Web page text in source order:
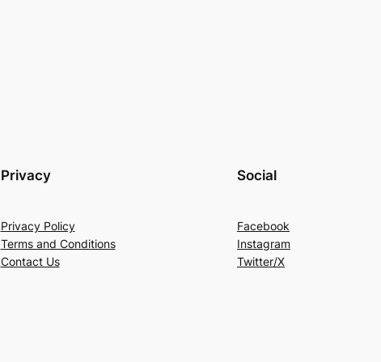
Privacy
Privacy Policy
Terms and Conditions
Contact Us
Social
Facebook
Instagram
Twitter/X